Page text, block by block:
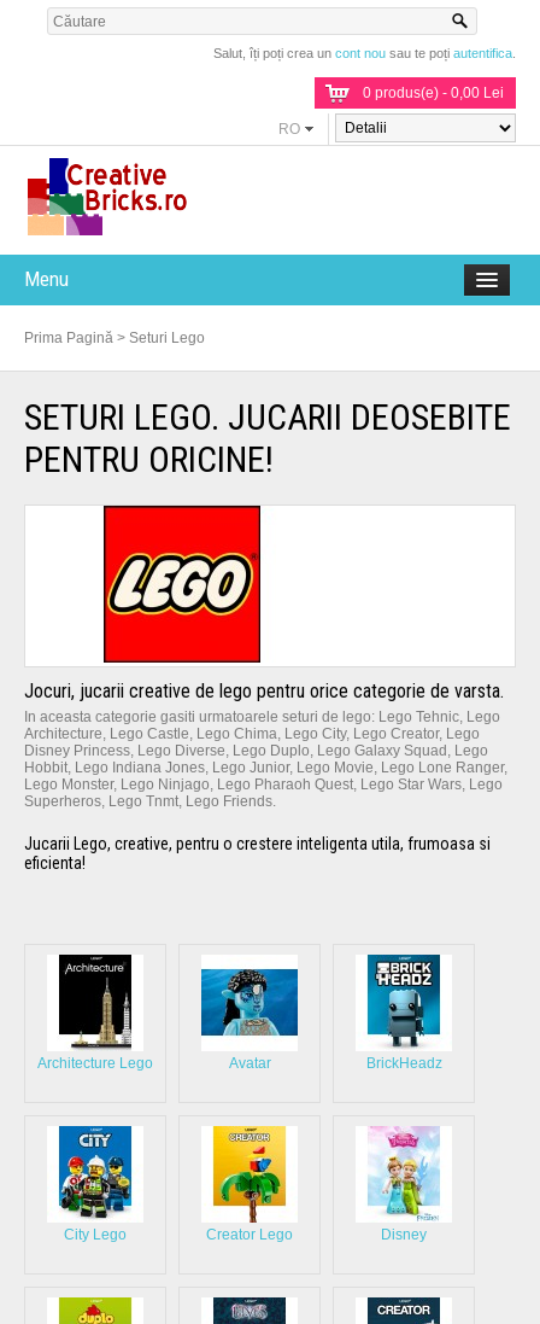
Salut, îți poți crea un cont nou sau te poți autentifica
0 produs(e) - 0,00 Lei
RO
Menu
Prima Pagină > Seturi Lego
SETURI LEGO. JUCARII DEOSEBITE
PENTRU ORICINE!
Jocuri, jucarii creative de lego pentru orice categorie de varsta.
In aceasta categorie gasiti urmatoarele seturi de lego: Lego Tehnic, Lego
Architecture, Lego Castle, Lego Chima, Lego City, Lego Creator, Lego
Disney Princess, Lego Diverse, Lego Duplo, Lego Galaxy Squad, Lego
Hobbit, Lego Indiana Jones, Lego Junior, Lego Movie, Lego Lone Ranger,
Lego Monster, Lego Ninjago, Lego Pharaoh Quest, Lego Star Wars, Lego
Superheros, Lego Tnmt, Lego Friends.
Jucarii Lego, creative, pentru o crestere inteligenta utila, frumoasa si
eficienta!
Architecture Lego Avatar BrickHeadz
City Lego Creator Lego Disney